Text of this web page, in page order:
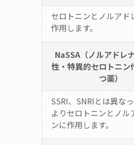
セロトニンとノルアド
作用します。
NaSSA（ノルアドレ
性・特異的セロトニン
つ薬）
SSRI、SNRIとは異な
よりセロトニンとノル
ンに作用します。